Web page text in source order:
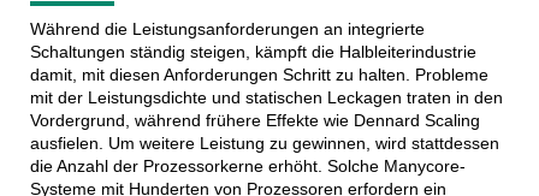
Während die Leistungsanforderungen an integrierte
Schaltungen ständig steigen, kämpft die Halbleiterindustrie
damit, mit diesen Anforderungen Schritt zu halten. Probleme
mit der Leistungsdichte und statischen Leckagen traten in den
Vordergrund, während frühere Effekte wie Dennard Scaling
ausfielen. Um weitere Leistung zu gewinnen, wird stattdessen
die Anzahl der Prozessorkerne erhöht. Solche Manycore-
Systeme mit Hunderten von Prozessoren erfordern ein